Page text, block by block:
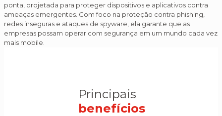
ponta, projetada para proteger dispositivos e aplicativos contra
ameaças emergentes. Com foco na proteção contra phishing,
redes inseguras e ataques de spyware, ela garante que as
empresas possam operar com segurança em um mundo cada vez
mais mobile.
Principais
benefícios